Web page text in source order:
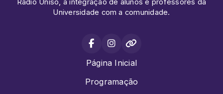
Rádio Uniso, a integração de alunos e professores da
Universidade com a comunidade.
Página Inicial
Programação